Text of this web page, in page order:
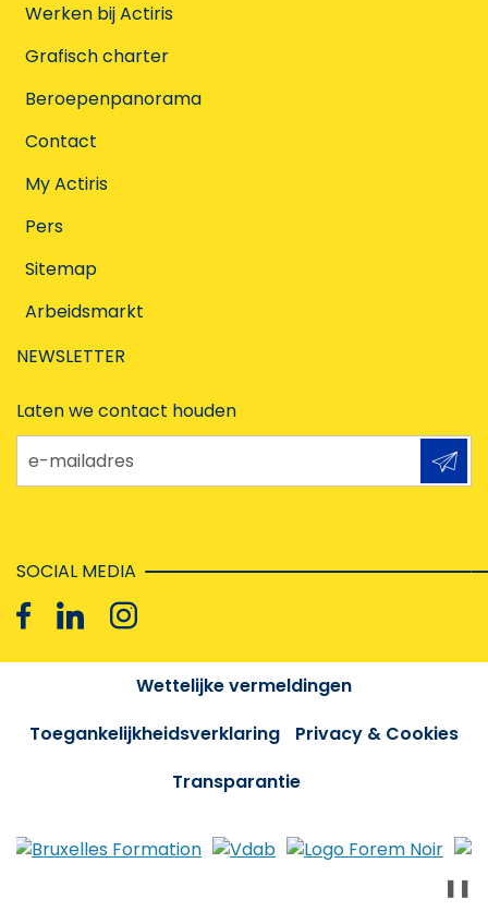
Werken bij Actiris
Grafisch charter
Beroepenpanorama
Contact
My Actiris
Pers
Sitemap
Arbeidsmarkt
NEWSLETTER
Laten we contact houden
e-mailadres
SOCIAL MEDIA
Wettelijke vermeldingen
Toegankelijkheidsverklaring
Privacy & Cookies
Transparantie
❚❚